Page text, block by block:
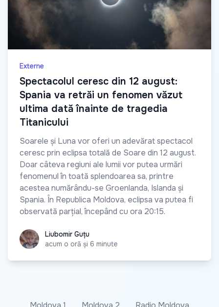
Externe
Spectacolul ceresc din 12 august:
Spania va retrăi un fenomen văzut
ultima dată înainte de tragedia
Titanicului
Soarele și Luna vor oferi un adevărat spectacol
ceresc prin eclipsa totală de Soare din 12 august.
Doar câteva regiuni ale lumii vor putea urmări
fenomenul în toată splendoarea sa, printre
acestea numărându-se Groenlanda, Islanda și
Spania. În Republica Moldova, eclipsa va putea fi
observată parțial, începând cu ora 20:15.
Liubomir Guțu
Liubomir Guțu
acum o oră și 6 minute